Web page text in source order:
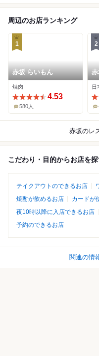
周辺のお店ランキング
1
赤坂 らいもん
焼肉
4.53
580人
2
日
赤坂のレ
こだわり・目的からお店を
テイクアウトのできるお店
焼酎が飲めるお店
カードが
夜10時以降に入店できるお店
予約のできるお店
関連の情